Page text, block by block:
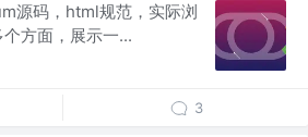
源码，html规范，实际浏
方面，展示一...
3